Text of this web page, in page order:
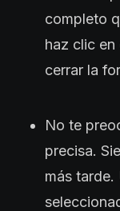
completo
haz clic en
cerrar la
No te
precisa.
más tarde.